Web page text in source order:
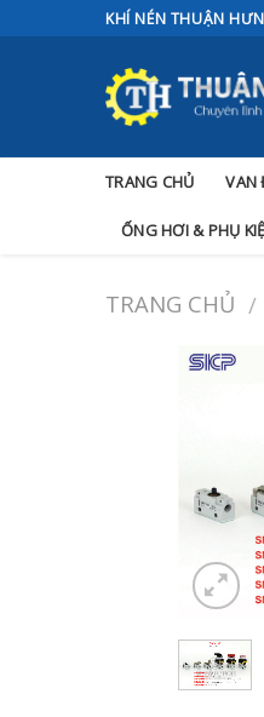
to
KHÍ NÉN THUẬN
TRANG CHỦ VAN
ỐNG HƠI & PHỤ
TRANG CHỦ /